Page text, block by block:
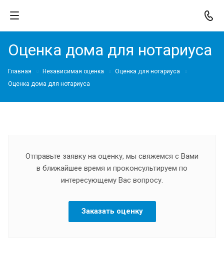
Оценка дома для нотариуса
Главная Независимая оценка
Оценка для нотариуса
Оценка дома для нотариуса
Отправьте заявку на оценку, мы свяжемся с Вами
в ближайшее время и проконсультируем по
интересующему Вас вопросу.
Заказать оценку